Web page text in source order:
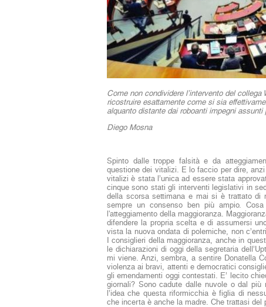
Come non condividere l’intervento del
ricostruire esattamente come si sia
alquanto distante dai roboanti impegni
Diego Mosna
Spinto dalle troppe falsità e da
questione dei vitalizi. E lo faccio per dire,
vitalizi è stata l’unica ad essere stata
cinque sono stati gli interventi legislativi in
della scorsa settimana e mai si è trattato di
sempre un consenso ben più ampio.
l'atteggiamento della maggioranza.
difendere la propria scelta e di assumersi
vista la nuova ondata di polemiche, non
I consiglieri della maggioranza, anche in
le dichiarazioni di oggi della segretaria
mi viene. Anzi, sembra, a sentire Donatella
violenza ai bravi, attenti e democratici
gli emendamenti oggi contestati. E’ lecito
giornali? Sono cadute dalle nuvole o dal
l’idea che questa riformicchia è figlia di
che incerta è anche la madre. Che trattasi del